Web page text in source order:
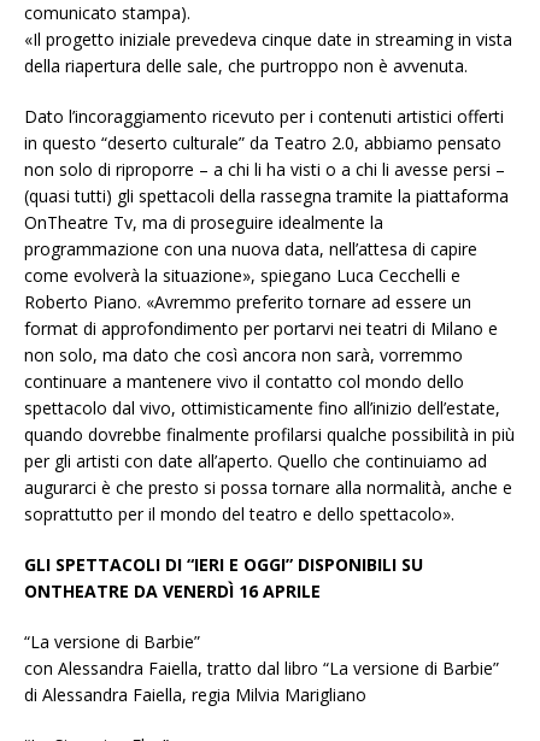
comunicato stampa).
«Il progetto iniziale prevedeva cinque date in streaming in vista
della riapertura delle sale, che purtroppo non è avvenuta.
Dato l’incoraggiamento ricevuto per i contenuti artistici offerti
in questo “deserto culturale” da Teatro 2.0, abbiamo pensato
non solo di riproporre – a chi li ha visti o a chi li avesse persi –
(quasi tutti) gli spettacoli della rassegna tramite la piattaforma
OnTheatre Tv, ma di proseguire idealmente la
programmazione con una nuova data, nell’attesa di capire
come evolverà la situazione», spiegano Luca Cecchelli e
Roberto Piano. «Avremmo preferito tornare ad essere un
format di approfondimento per portarvi nei teatri di Milano e
non solo, ma dato che così ancora non sarà, vorremmo
continuare a mantenere vivo il contatto col mondo dello
spettacolo dal vivo, ottimisticamente fino all’inizio dell’estate,
quando dovrebbe finalmente profilarsi qualche possibilità in più
per gli artisti con date all’aperto. Quello che continuiamo ad
augurarci è che presto si possa tornare alla normalità, anche e
soprattutto per il mondo del teatro e dello spettacolo».
GLI SPETTACOLI DI “IERI E OGGI” DISPONIBILI SU
ONTHEATRE DA VENERDÌ 16 APRILE
“La versione di Barbie”
con Alessandra Faiella, tratto dal libro “La versione di Barbie”
di Alessandra Faiella, regia Milvia Marigliano